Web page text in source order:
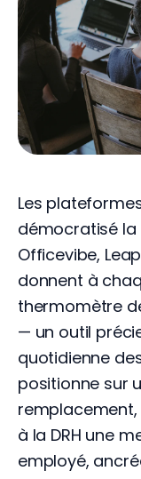
Les
démocratisé la
Officevibe,
donnent à
thermomètre
— un outil
quotidienne
positionne sur
à la DRH une
employé,